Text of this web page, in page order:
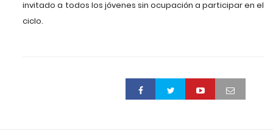
invitado a todos los jóvenes sin ocupación a participar en el
ciclo.